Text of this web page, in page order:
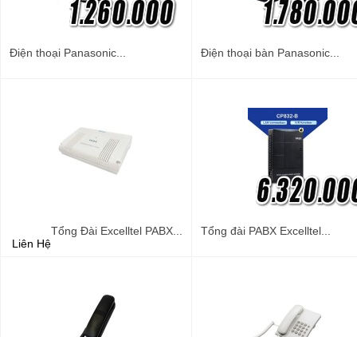
Điện thoại Panasonic... Điện thoại bàn Panasonic...
Liên Hệ
Tổng Đài Excelltel PABX... Tổng đài PABX Excelltel...